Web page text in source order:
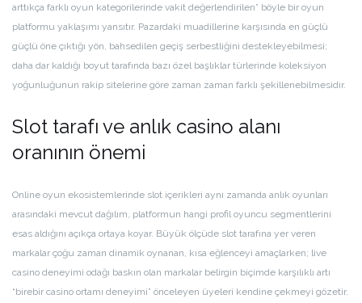
arttıkça farklı oyun kategorilerinde vakit değerlendirilen” böyle bir oyun
platformu yaklaşımı yansıtır. Pazardaki muadillerine karşısında en güçlü
güçlü öne çıktığı yön, bahsedilen geçiş serbestliğini destekleyebilmesi;
daha dar kaldığı boyut tarafında bazı özel başlıklar türlerinde koleksiyon
yoğunluğunun rakip sitelerine göre zaman zaman farklı şekillenebilmesidir.
Slot tarafı ve anlık casino alanı
oranının önemi
Online oyun ekosistemlerinde slot içerikleri aynı zamanda anlık oyunları
arasındaki mevcut dağılım, platformun hangi profil oyuncu segmentlerini
esas aldığını açıkça ortaya koyar. Büyük ölçüde slot tarafına yer veren
markalar çoğu zaman dinamik oynanan, kısa eğlenceyi amaçlarken; live
casino deneyimi odağı baskın olan markalar belirgin biçimde karşılıklı artı
“birebir casino ortamı deneyimi” önceleyen üyeleri kendine çekmeyi gözetir.